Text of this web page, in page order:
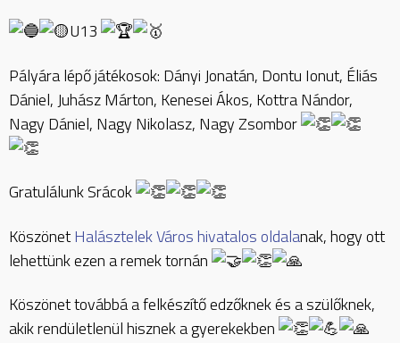
U13
Pályára lépő játékosok: Dányi Jonatán, Dontu Ionut, Éliás
Dániel, Juhász Márton, Kenesei Ákos, Kottra Nándor,
Nagy Dániel, Nagy Nikolasz, Nagy Zsombor
Gratulálunk Srácok
KöszönetHalásztelek Város hivatalos oldalanak, hogy ott
lehettünk ezen a remek tornán
Köszönet továbbá a felkészítő edzőknek és a szülőknek,
akik rendületlenül hisznek a gyerekekben